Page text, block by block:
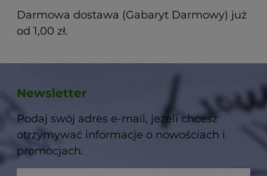
Darmowa dostawa (Gabaryt Darmowy) już
od 1,00 zł.
Newsletter
Podaj swój adres e-mail, jeżeli chcesz
otrzymywać informacje o nowościach i
promocjach.